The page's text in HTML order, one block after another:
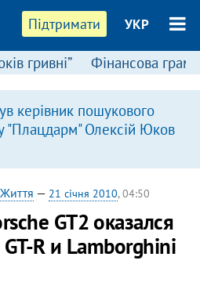
Підтримати УКР
гривні” Фінансова
керівник пошукового
"Плацдарм" Олексій Юков
Життя — 21 січня 2010, 04:50
GT2 оказался
R и Lamborghini